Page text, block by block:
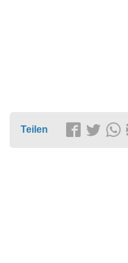
Teilen